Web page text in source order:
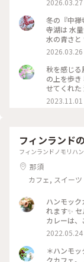
館チーズ
ン #日光ご
ため 「華
方は凍って
滝」！？と
す😆 静か
正面から
ー？ 緑や
#ちいさな列車旅 #ぽかぽか熱海厳寒日
りっぷ日
中禅寺湖 #
光 #日光市
冬の『中禅
寺湖は 水
水の青さと
いに 素敵
は わかっ
ではの景
ート🦢 白
を待ってい
ーさんた
閉館中🤣
#母娘旅 #
ライブ #中
湖 #空 #山
2026.03.26
秋を感じ
の上を歩
せてくれた
紅葉 #奥日
2023.11.01
フィンランド
フィンランドノモリハ
那須
カフェ, スイー
ハンモッ
れます✨
カレーは、
2022.05.24
＊ハンモ
クカフェ